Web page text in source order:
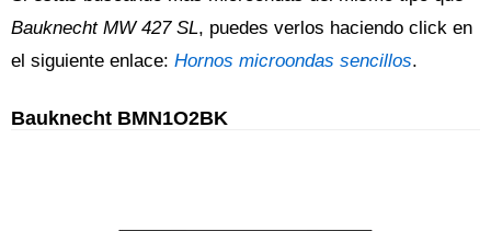
Bauknecht MW 427 SL, puedes verlos haciendo click en
el siguiente enlace: Hornos microondas sencillos.
Bauknecht BMN1O2BK